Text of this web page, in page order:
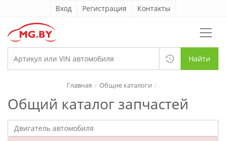
Вход Регистрация Контакты
Найти
Общий каталог запчастей
Главная Общие каталоги